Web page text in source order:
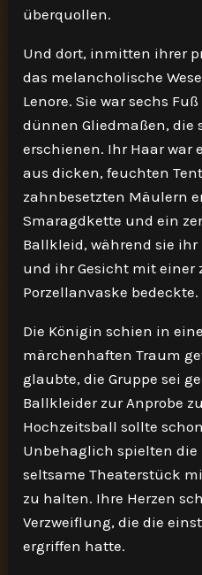
überquollen.
Und dort, inmitten ihrer
das melancholische
Lenore. Sie war sechs
dünnen Gliedmaßen, die
erschienen. Ihr Haar war
aus dicken, feuchten
zahnbesetzten Mäulern
Smaragdkette und ein
Ballkleid, während sie
und ihr Gesicht mit einer
Porzellanvaske bedeckte.
Die Königin schien in
märchenhaften Traum
glaubte, die Gruppe sei
Ballkleider zur Anprobe
Hochzeitsball sollte
Unbehaglich spielten die
seltsame Theaterstück
zu halten. Ihre Herzen
Verzweiflung, die die
ergriffen hatte.